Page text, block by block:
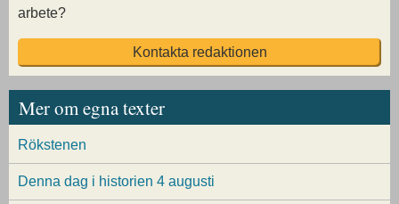
arbete?
Kontakta redaktionen
Mer om egna texter
Rökstenen
Denna dag i historien 4 augusti